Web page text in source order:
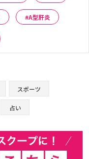
A型肝炎
スポーツ
占い